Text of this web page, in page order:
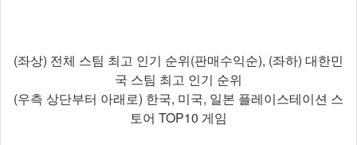
(좌상) 전체 스팀 최고 인기 순위(판매수익순), (좌하) 대한민
국 스팀 최고 인기 순위
(우측 상단부터 아래로) 한국, 미국, 일본 플레이스테이션 스
토어 TOP10 게임